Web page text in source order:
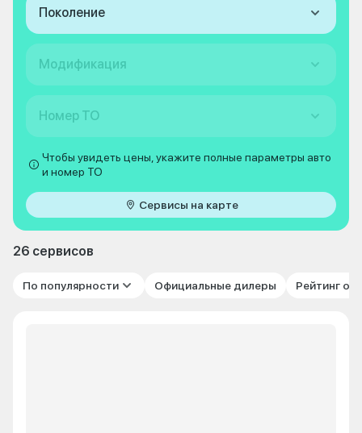
Поколение
Модификация
Номер ТО
Чтобы увидеть цены, укажите полные параметры авто
и номер ТО
Сервисы на карте
26 сервисов
По популярности Официальные дилеры Рейтинг